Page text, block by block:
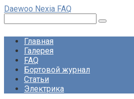
Перейти
контенту
Daewoo Nexia FAQ
Главная
Галерея
FAQ
Бортовой журнал
Статьи
Электрика